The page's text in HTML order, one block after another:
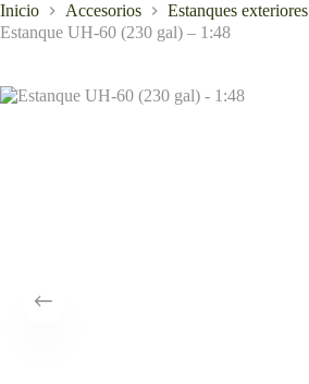
Inicio Accesorios
Estanques exteriores
Estanque UH-60 (230 gal) – 1:48